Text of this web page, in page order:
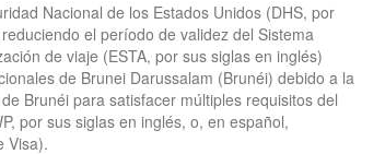
Nacional de los Estados Unidos (DHS, por
el período de validez del Sistema
de viaje (ESTA, por sus siglas en inglés)
de Brunei Darussalam (Brunéi) debido a la
Brunéi para satisfacer múltiples requisitos del
por sus siglas en inglés, o, en español,
Visa).